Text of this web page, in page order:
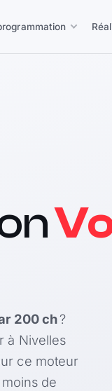
200 ch?
à Nivelles
ce moteur
de